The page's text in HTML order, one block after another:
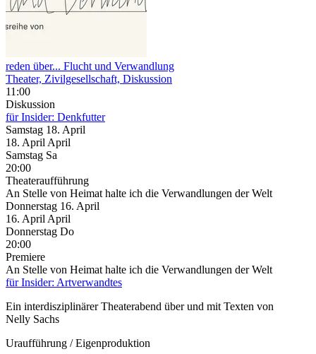
reden über... Flucht und Verwandlung
Theater, Zivilgesellschaft, Diskussion
11:00
Diskussion
für Insider: Denkfutter
Samstag 18. April
18. April April
Samstag Sa
20:00
Theateraufführung
An Stelle von Heimat halte ich die Verwandlungen der Welt
Donnerstag 16. April
16. April April
Donnerstag Do
20:00
Premiere
An Stelle von Heimat halte ich die Verwandlungen der Welt
für Insider: Artverwandtes
Ein interdisziplinärer Theaterabend über und mit Texten von
Nelly Sachs
Uraufführung / Eigenproduktion